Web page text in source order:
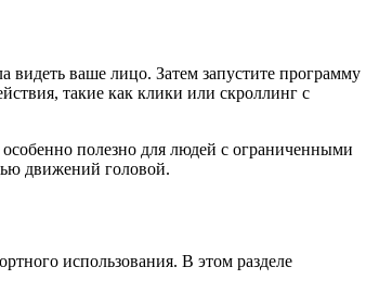
видеть ваше лицо. Затем запустите программу
такие как клики или скроллинг с
полезно для людей с ограниченными
движений головой.
использования. В этом разделе